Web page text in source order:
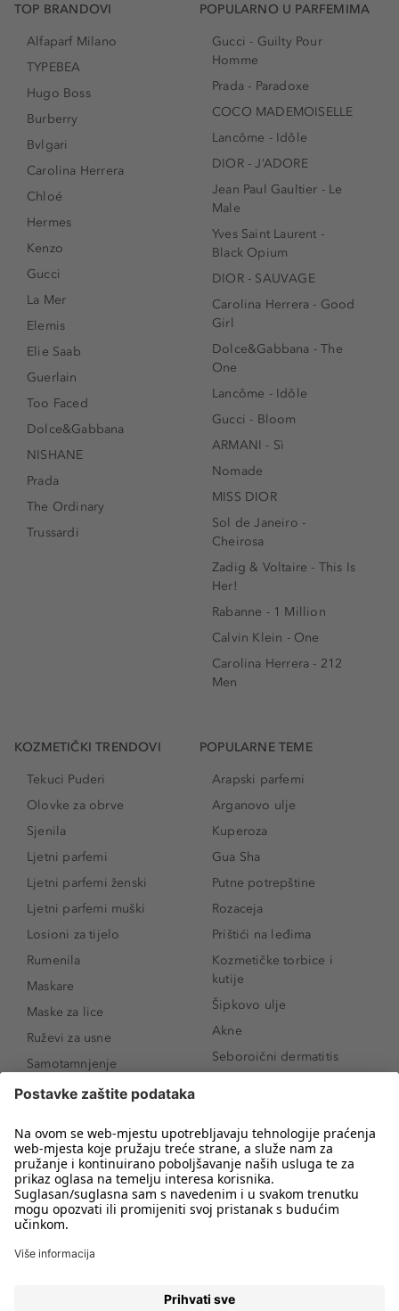
TOP BRANDOVI
Alfaparf Milano
TYPEBEA
Hugo Boss
Burberry
Bvlgari
Carolina Herrera
Chloé
Hermes
Kenzo
Gucci
La Mer
Elemis
Elie Saab
Guerlain
Too Faced
Dolce&Gabbana
NISHANE
Prada
The Ordinary
Trussardi
POPULARNO U PARFEMIMA
Gucci - Guilty Pour
Homme
Prada - Paradoxe
COCO MADEMOISELLE
Lancôme - Idôle
DIOR - J’ADORE
Jean Paul Gaultier - Le
Male
Yves Saint Laurent -
Black Opium
DIOR - SAUVAGE
Carolina Herrera - Good
Girl
Dolce&Gabbana - The
One
Lancôme - Idôle
Gucci - Bloom
ARMANI - Sì
Nomade
MISS DIOR
Sol de Janeiro -
Cheirosa
Zadig & Voltaire - This Is
Her!
Rabanne - 1 Million
Calvin Klein - One
Carolina Herrera - 212
Men
KOZMETIČKI TRENDOVI
Tekuci Puderi
Olovke za obrve
Sjenila
Ljetni parfemi
Ljetni parfemi ženski
Ljetni parfemi muški
Losioni za tijelo
Rumenila
Maskare
Maske za lice
Ruževi za usne
Samotamnjenje
Puderi
Proizvodi za obrve
Sunce i zaštita
Serumi za lice
Proizvodi za čišćenje lica
POPULARNE TEME
Arapski parfemi
Arganovo ulje
Kuperoza
Gua Sha
Putne potrepštine
Rozaceja
Prištići na leđima
Kozmetičke torbice i
kutije
Šipkovo ulje
Akne
Seboroični dermatitis
Novo
Koji mi parfem
odgovara?
Kako našminkati oči da
Kako ukloniti mitesere